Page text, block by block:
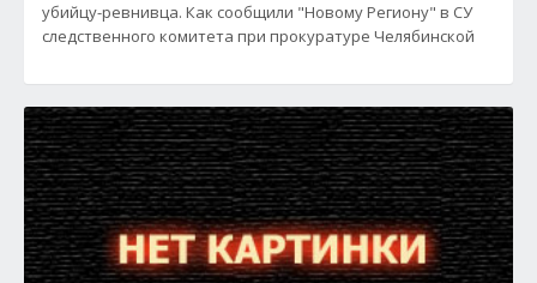
убийцу-ревнивца. Как сообщили "Новому Региону" в СУ
следственного комитета при прокуратуре Челябинской